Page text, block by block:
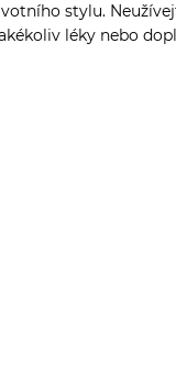
stylu.
léky nebo